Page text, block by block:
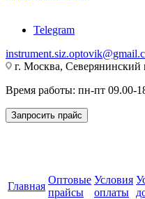
Telegram
г. Москва, Северянинский
Время работы: пн-пт 09.00-
Запросить прайс
Главная
Оптовые
прайсы
Условия
оплаты